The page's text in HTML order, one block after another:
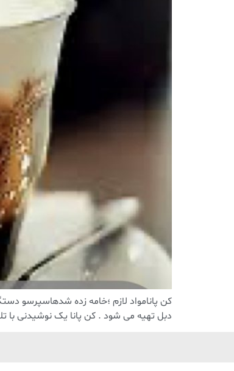
کن پانامواد لازم ؛خامه زده شدهاسپرسو
دبل تهیه می شود . کن پانا یک نوشیدنی با